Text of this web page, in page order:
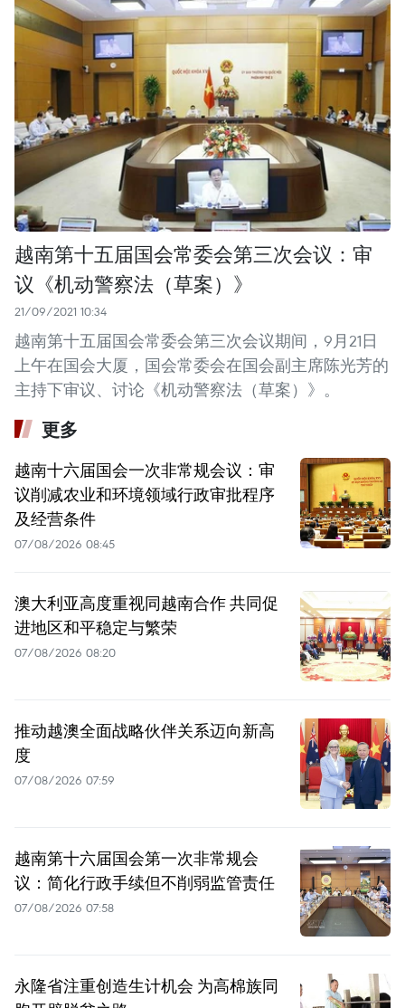
越南第十五届国会常委会第三次会议：审
议《机动警察法（草案）》
21/09/2021 10:34
越南第十五届国会常委会第三次会议期间，9月21日
上午在国会大厦，国会常委会在国会副主席陈光芳的
主持下审议、讨论《机动警察法（草案）》。
更多
越南十六届国会一次非常规会议：审
议削减农业和环境领域行政审批程序
及经营条件
07/08/2026 08:45
澳大利亚高度重视同越南合作 共同促
进地区和平稳定与繁荣
07/08/2026 08:20
推动越澳全面战略伙伴关系迈向新高
度
07/08/2026 07:59
越南第十六届国会第一次非常规会
议：简化行政手续但不削弱监管责任
07/08/2026 07:58
永隆省注重创造生计机会 为高棉族同